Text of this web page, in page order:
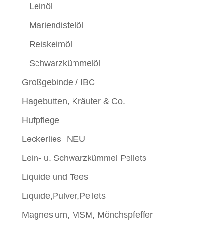
Leinöl
Mariendistelöl
Reiskeimöl
Schwarzkümmelöl
Großgebinde / IBC
Hagebutten, Kräuter & Co.
Hufpflege
Leckerlies -NEU-
Lein- u. Schwarzkümmel Pellets
Liquide und Tees
Liquide,Pulver,Pellets
Magnesium, MSM, Mönchspfeffer